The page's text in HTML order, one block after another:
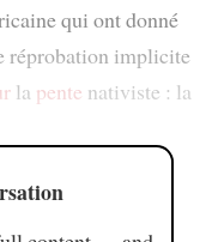
qui ont donné
réprobation implicite
la pente nativiste : la